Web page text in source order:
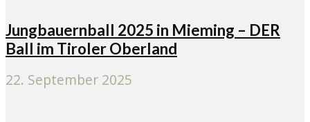
Jungbauernball 2025 in Mieming – DER
Ball im Tiroler Oberland
22. September 2025